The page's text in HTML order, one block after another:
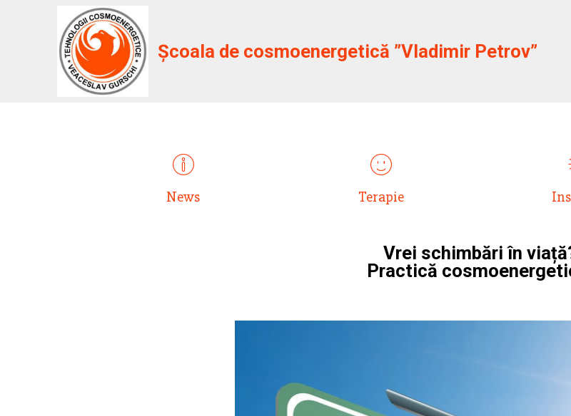
Școala de cosmoenergetică ”Vladimir Petrov”
News Terapie
Vrei schimbări în
Practică